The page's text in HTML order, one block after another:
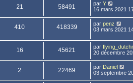
21 58491 par Y
16 mars 2021
410 418339 par penz
03 mars 2021
16 45621 par
20 décembre
2 22469 par Daniel
03 septembre